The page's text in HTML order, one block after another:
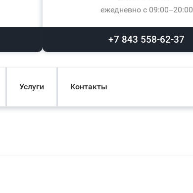
ежедневно с 09:00–20:00
+7 843 558-62-37
Услуги Контакты